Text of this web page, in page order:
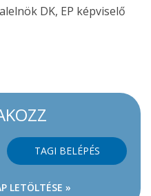
DK, EP képviselő
TAGI BELÉPÉS
LETÖLTÉSE »